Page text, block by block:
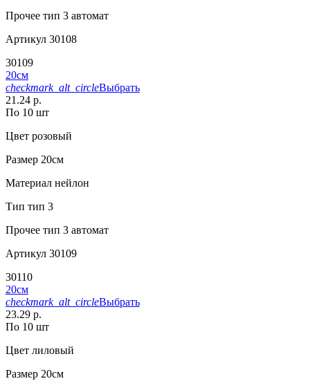
Прочее тип 3 автомат
Артикул 30108
30109
20см
checkmark_alt_circleВыбрать
21.24 р.
По 10 шт
Цвет розовый
Размер 20см
Материал нейлон
Тип тип 3
Прочее тип 3 автомат
Артикул 30109
30110
20см
checkmark_alt_circleВыбрать
23.29 р.
По 10 шт
Цвет лиловый
Размер 20см